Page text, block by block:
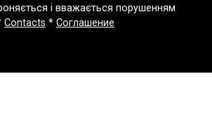
і вважається порушенням
Contacts * Соглашение